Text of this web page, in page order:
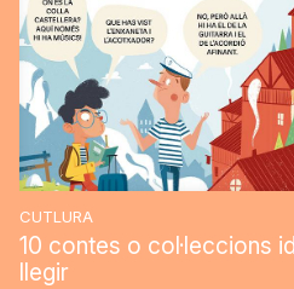
CUTLURA
10 contes o col·leccions
llegir